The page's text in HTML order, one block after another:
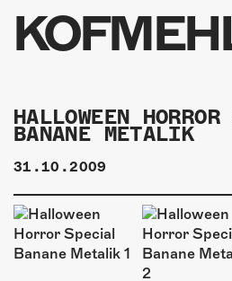
PROGRAMM
GALERIE
FOTOGALERIE
PHOTOMAT
HALLOWEEN
BANANE METALIK
31.10.2009